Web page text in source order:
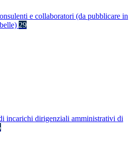
e collaboratori (da pubblicare in
29
incarichi dirigenziali amministrativi di